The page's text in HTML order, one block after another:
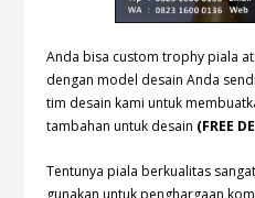
Anda bisa custom trophy piala
dengan model desain Anda
tim desain kami untuk
tambahan untuk desain (FREE
Tentunya piala berkualitas
gunakan untuk penghargaan